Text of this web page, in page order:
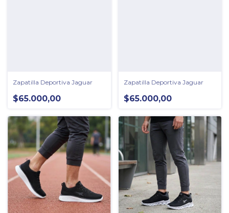
Zapatilla Deportiva Jaguar
$65.000,00
Zapatilla Deportiva Jaguar
$65.000,00